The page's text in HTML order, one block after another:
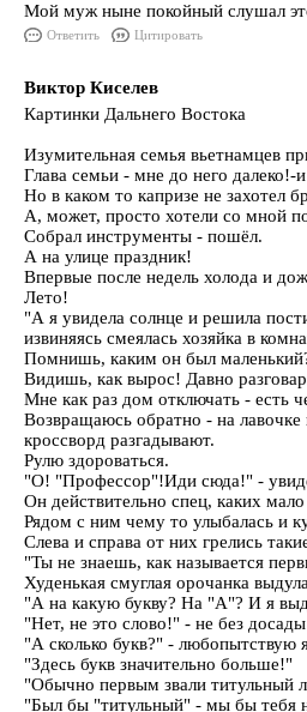
Мой муж ныне покойный слушал
Ответить Цитировать
Виктор Киселев
Картинки Дальнего Востока
Изумительная семья вьетнамцев
Глава семьи - мне до него далеко!-
Но в каком то капризе не захотел
А, может, просто хотели со мной
Собрал инструменты - пошёл.
А на улице праздник!
Впервые после недель холода и
Лето!
"А я увидела солнце и решила
извиняясь смеялась хозяйка в
Помнишь, каким он был
Видишь, как вырос! Давно
Мне как раз дом отключать - есть
Возвращаюсь обратно - на
кроссворд разгадывают.
Рулю здороваться.
"О! "Профессор"!Иди сюда!" -
Он действительно спец, каких
Рядом с ним чему то улыбалась и
Слева и справа от них грелись
"Ты не знаешь, как называется
Худенькая смуглая орочанка
"А на какую букву? На "А"? И я
"Нет, не это слово!" - не без
"А сколько букв?" - любопытствую
"Здесь букв значительно больше!"
"Обычно первым звали титульный
"Был бы "титульный" - мы бы тебя